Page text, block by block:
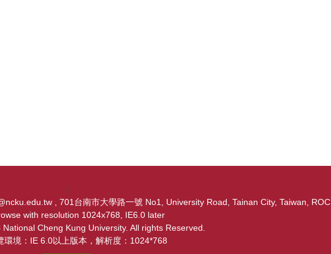
:::
, 701台南市大學路一號 No1, University Road, Tainan City, Taiwan, ROC
with resolution 1024x768, IE6.0 later
Cheng Kung University. All rights Reserved.
環境：IE 6.0以上版本，解析度：1024*768